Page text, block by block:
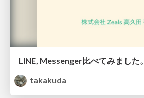
LINE, Messenger比べてみました。
takakuda